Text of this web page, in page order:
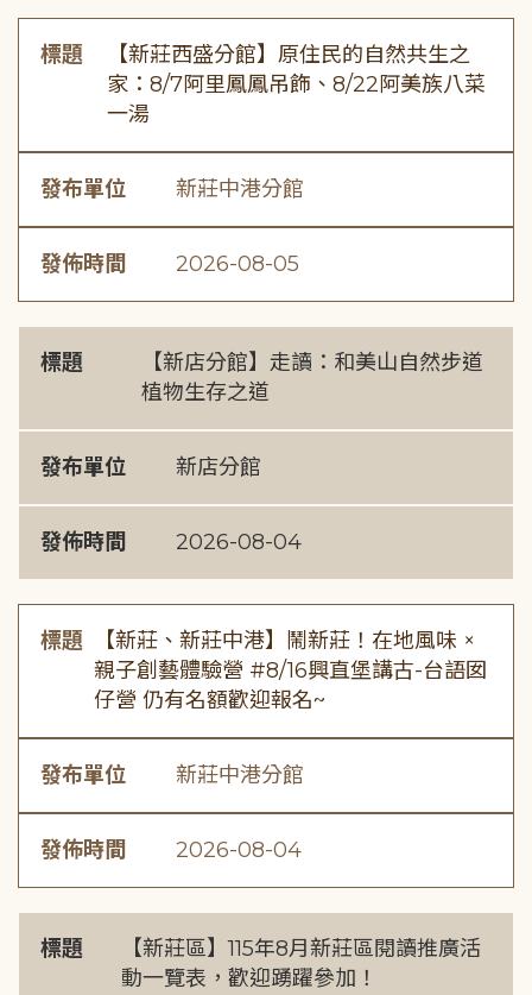
標題
【新莊西盛分館】原住民的自然共生之
家：8/7阿里鳳鳳吊飾、8/22阿美族八菜
一湯
發布單位 新莊中港分館
發佈時間 2026-08-05
標題
【新店分館】走讀：和美山自然步道
植物生存之道
發布單位 新店分館
發佈時間 2026-08-04
標題
【新莊、新莊中港】鬧新莊！在地風味 ×
親子創藝體驗營 #8/16興直堡講古-台語囡
仔營 仍有名額歡迎報名~
發布單位 新莊中港分館
發佈時間 2026-08-04
標題
【新莊區】115年8月新莊區閱讀推廣活
動一覽表，歡迎踴躍參加！